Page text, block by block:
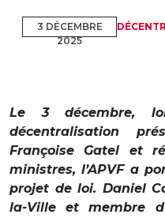
3 DÉCEMBRE
2025
Le 3 décembre,
décentralisation
Françoise Gatel et
ministres, l’APVF a
projet de loi. Daniel
la-Ville et membre